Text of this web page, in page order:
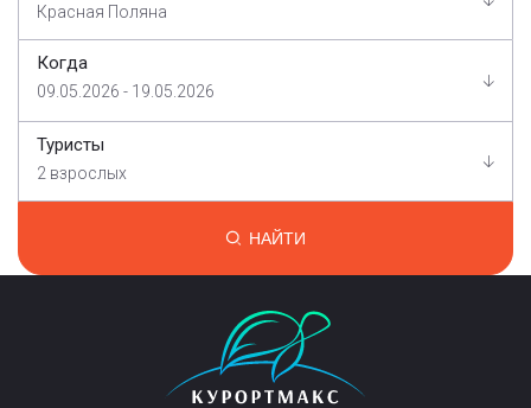
Красная Поляна
Когда
09.05.2026 - 19.05.2026
Туристы
2 взрослых
НАЙТИ